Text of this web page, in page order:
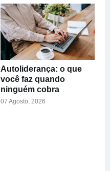
Autoliderança: o que
você faz quando
ninguém cobra
07 Agosto, 2026